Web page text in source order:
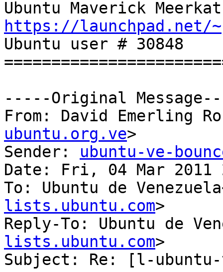
https://launchpad.net/
Ubuntu user # 30848
-----Original
From: David Emerling
ubuntu.org.ve>
Sender: ubuntu-ve-
Date: Fri, 04 Mar
To: Ubuntu de
lists.ubuntu.com>
Reply-To: Ubuntu de
lists.ubuntu.com>
Subject: Re: [l-ubuntu-